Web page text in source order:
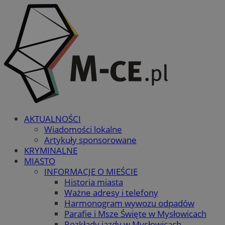
AKTUALNOŚCI
Wiadomości lokalne
Artykuły sponsorowane
KRYMINALNE
MIASTO
INFORMACJE O MIEŚCIE
Historia miasta
Ważne adresy i telefony
Harmonogram wywozu odpadów
Parafie i Msze Święte w Mysłowicach